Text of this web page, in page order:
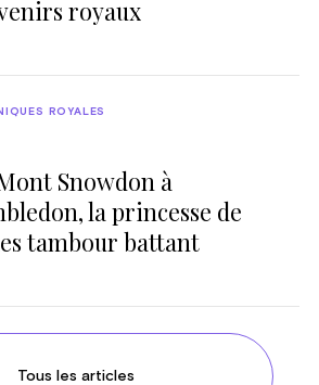
royaux
Snowdon à
la princesse de
tambour battant
ROYALES
Tous les articles